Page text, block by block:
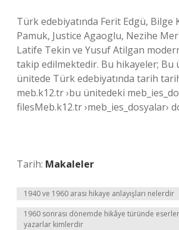
Türk edebiyatında Ferit Edgü, Bilge
Pamuk, Justice Agaoglu, Nezihe
Latife Tekin ve Yusuf Atilgan
takip edilmektedir. Bu hikayeler; Bu
ünitede Türk edebiyatında tarih
meb.k12.tr ›bu ünitedeki
filesMeb.k12.tr ›meb_ies_dosyalar›
Tarih: Makaleler
1940 ve 1960 arası hikaye anlayışları nelerdir
1960 sonrası dönemde hikâye türünde
yazarlar kimlerdir